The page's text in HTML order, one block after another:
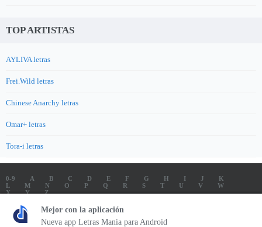
TOP ARTISTAS
AYLIVA letras
Frei.Wild letras
Chinese Anarchy letras
Omar+ letras
Tora-i letras
0-9 A B C D E F G H I J
K
L
M N O P Q R S T U V
W
X
Y
Z
LETRAS
SOUNDTRACK LETRAS
TOP 100 LETRAS
ENVIA LETRAS
Letrasmania.com - Copyright © 2026 - All Rights Reserved
Mejor con la aplicación
Nueva app Letras Mania para Android